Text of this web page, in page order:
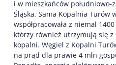
i w mieszkańców
Śląska. Sama Kopalnia Turów
współpracowała z niemal
którzy również utrzymują się z
kopalni. Węgiel z Kopalni
na prąd dla prawie 4 mln